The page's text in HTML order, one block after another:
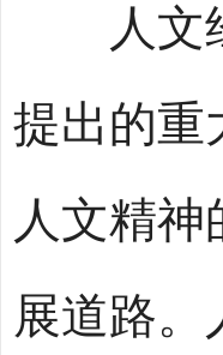
人文经
提出的重
人文精
展道路